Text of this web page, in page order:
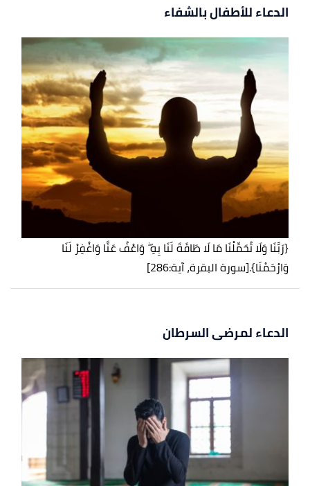
الدعاء للأطفال بالشفاء
{رَبَّنَا وَلَا تُحَمِّلْنَا مَا لَا طَاقَةَ لَنَا بِهِ ۖ وَاعْفُ عَنَّا وَاغْفِرْ لَنَا
وَارْحَمْنَا}.[سورة البقرة، آية:286]
الدعاء لمرضى السرطان